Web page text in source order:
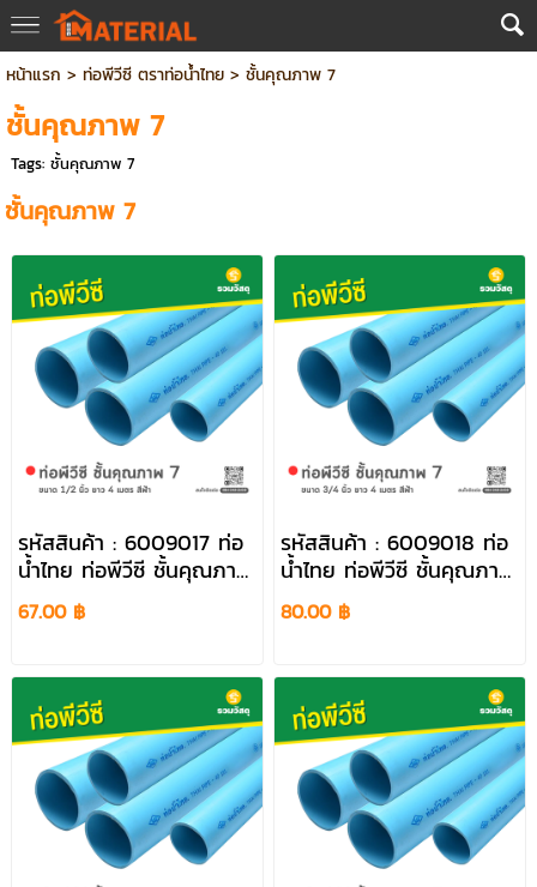
หน้าแรก > ท่อพีวีซี ตราท่อน้ำไทย> ชั้นคุณภาพ 7
ชั้นคุณภาพ 7
Tags: ชั้นคุณภาพ 7
ชั้นคุณภาพ 7
รหัสสินค้า : 6009017 ท่อ
น้ำไทย ท่อพีวีซี ชั้นคุณภาพ
7 ขนาด 1/2 นิ้ว ยาว 4
เมตร สีฟ้า
67.00 ฿
รหัสสินค้า : 6009018 ท่อ
น้ำไทย ท่อพีวีซี ชั้นคุณภาพ
7 ขนาด 3/4 นิ้ว ยาว 4
เมตร สีฟ้า
80.00 ฿